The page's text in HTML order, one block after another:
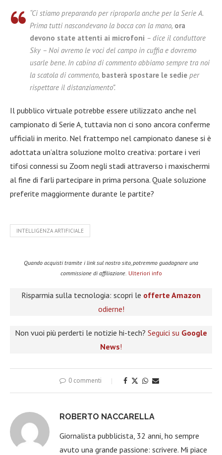
“Ci stiamo preparando per riproporla anche per la Serie A.
Prima tutti nascondevano la bocca con la mano, ora
devono state attenti ai microfoni – dice il conduttore
Sky – Noi avremo le voci del campo in cuffia e dovremo
usarle bene. In cabina di commento abbiamo sempre tra noi
la scatola di commento, basterà spostare le sedie per
rispettare il distanziamento”.
Il pubblico virtuale potrebbe essere utilizzato anche nel
campionato di Serie A, tuttavia non ci sono ancora conferme
ufficiali in merito. Nel frattempo nel campionato danese si è
adottata un’altra soluzione molto creativa: portare i veri
tifosi connessi su Zoom negli stadi attraverso i maxischermi
al fine di farli partecipare in prima persona. Quale soluzione
preferite maggiormente durante le partite?
INTELLIGENZA ARTIFICIALE
Quando acquisti tramite i link sul nostro sito, potremmo guadagnare una
commissione di affiliazione. Ulteriori info
Risparmia sulla tecnologia: scopri le offerte Amazon
odierne!
Non vuoi più perderti le notizie hi-tech? Seguici su Google
News!
0 commenti
ROBERTO NACCARELLA
Giornalista pubblicista, 32 anni, ho sempre
avuto una grande passione: scrivere. Mi piace